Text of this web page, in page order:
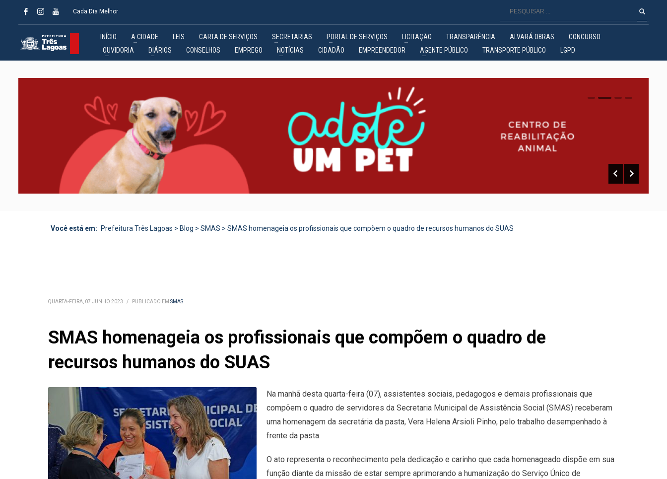
Cada Dia Melhor
INÍCIO A CIDADE LEIS CARTA DE SERVIÇOS SECRETARIAS PORTAL DE SERVIÇOS LICITAÇÃO TRANSPARÊNCIA ALVARÁ OBRAS
CONCURSO
OUVIDORIA
DIÁRIOS CONSELHOS EMPREGO NOTÍCIAS CIDADÃO EMPREENDEDOR AGENTE PÚBLICO TRANSPORTE PÚBLICO LGPD
0 1 2
Você está em: Prefeitura Três Lagoas > Blog > SMAS > SMAS homenageia os profissionais que compõem o quadro de recursos humanos do SUAS
QUARTA-FEIRA, 07 JUNHO 2023 / PUBLICADO EM SMAS
SMAS homenageia os profissionais que compõem o quadro de
recursos humanos do SUAS
Na manhã desta quarta-feira (07), assistentes sociais, pedagogos e demais profissionais que
compõem o quadro de servidores da Secretaria Municipal de Assistência Social (SMAS) receberam
uma homenagem da secretária da pasta, Vera Helena Arsioli Pinho, pelo trabalho desempenhado à
frente da pasta.
O ato representa o reconhecimento pela dedicação e carinho que cada homenageado dispõe em sua
função diante da missão de estar sempre aprimorando a humanização do Serviço Único de